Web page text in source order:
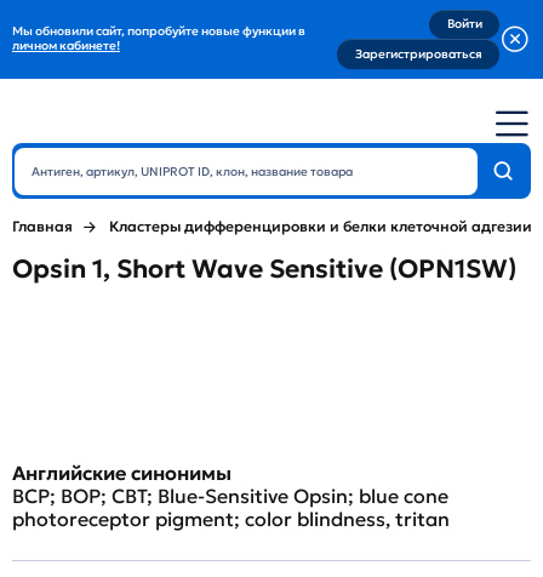
Мы обновили сайт, попробуйте новые функции в
личном кабинете!
Войти
Зарегистрироваться
Главная Кластеры дифференцировки и белки клеточной адгезии
Opsin 1, Short Wave Sensitive (OPN1SW)
Английские синонимы
BCP; BOP; CBT; Blue-Sensitive Opsin; blue cone
photoreceptor pigment; color blindness, tritan